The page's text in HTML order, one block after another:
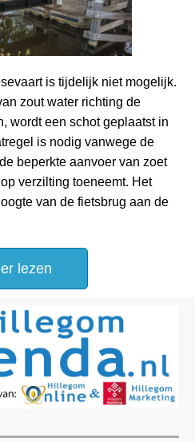
is tijdelijk niet mogelijk.
zout water richting de
wordt een schot geplaatst in
is nodig vanwege de
beperkte aanvoer van zoet
verzilting toeneemt. Het
van de fietsbrug aan de
lezen